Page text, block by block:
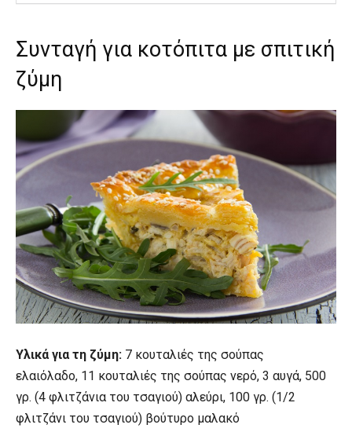
Συνταγή για κοτόπιτα με σπιτική
ζύμη
Υλικά για τη ζύμη: 7 κουταλιές της σούπας
ελαιόλαδο, 11 κουταλιές της σούπας νερό, 3 αυγά, 500
γρ. (4 φλιτζάνια του τσαγιού) αλεύρι, 100 γρ. (1/2
φλιτζάνι του τσαγιού) βούτυρο μαλακό